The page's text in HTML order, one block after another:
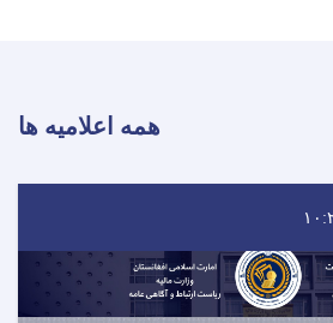
همه اعلامیه ها